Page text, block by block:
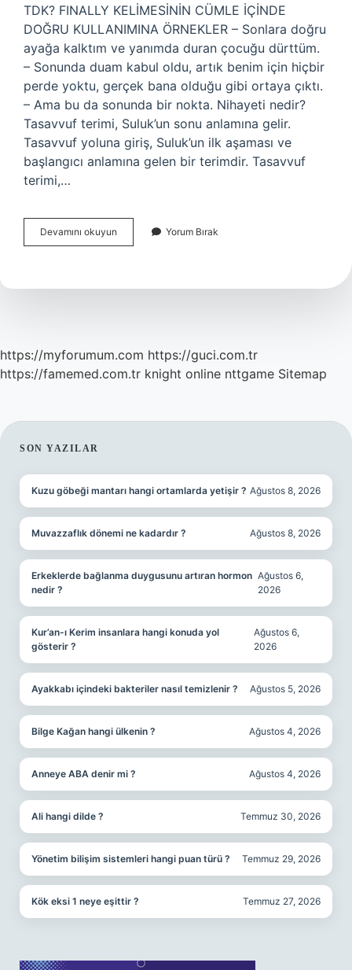
TDK? FINALLY KELİMESİNİN CÜMLE İÇİNDE
DOĞRU KULLANIMINA ÖRNEKLER – Sonlara doğru
ayağa kalktım ve yanımda duran çocuğu dürttüm.
– Sonunda duam kabul oldu, artık benim için hiçbir
perde yoktu, gerçek bana olduğu gibi ortaya çıktı.
– Ama bu da sonunda bir nokta. Nihayeti nedir?
Tasavvuf terimi, Suluk’un sonu anlamına gelir.
Tasavvuf yoluna giriş, Suluk’un ilk aşaması ve
başlangıcı anlamına gelen bir terimdir. Tasavvuf
terimi,…
Devamını okuyun
Isim
Yorum Bırak
https://myforumum.com https://guci.com.tr
https://famemed.com.tr knight online nttgame Sitemap
SIDEBAR
SON YAZILAR
Kuzu göbeği mantarı hangi ortamlarda yetişir ? Ağustos 8, 2026
Muvazzaflık dönemi ne kadardır ? Ağustos 8, 2026
Erkeklerde bağlanma duygusunu artıran hormon
nedir ?
Ağustos 6,
2026
Kur’an-ı Kerim insanlara hangi konuda yol
gösterir ?
Ağustos 6,
2026
Ayakkabı içindeki bakteriler nasıl temizlenir ? Ağustos 5, 2026
Bilge Kağan hangi ülkenin ? Ağustos 4, 2026
Anneye ABA denir mi ? Ağustos 4, 2026
Ali hangi dilde ? Temmuz 30, 2026
Yönetim bilişim sistemleri hangi puan türü ? Temmuz 29, 2026
Kök eksi 1 neye eşittir ? Temmuz 27, 2026